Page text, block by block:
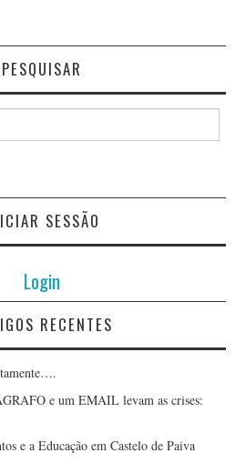
PESQUISAR
SESSÃO
Login
RECENTES
e um EMAIL levam as crises:
e a Educação em Castelo de Paiva